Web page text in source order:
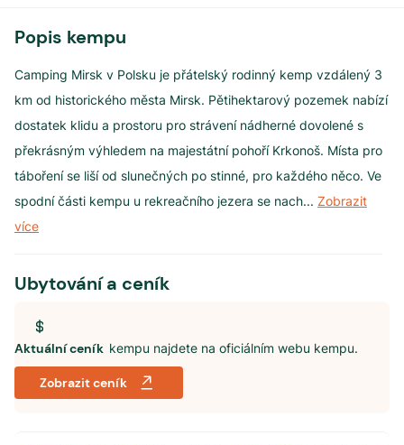
Popis kempu
Camping Mirsk v Polsku je přátelský rodinný kemp vzdálený 3
km od historického města Mirsk. Pětihektarový pozemek nabízí
dostatek klidu a prostoru pro strávení nádherné dovolené s
překrásným výhledem na majestátní pohoří Krkonoš. Místa pro
táboření se liší od slunečných po stinné, pro každého něco. Ve
spodní části kempu u rekreačního jezera se nach... Zobrazit
více
Ubytování a ceník
Aktuální ceník kempu najdete na oficiálním webu kempu.
Zobrazit ceník